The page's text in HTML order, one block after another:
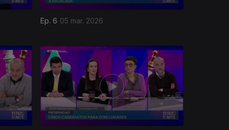
Ep. 6 05 mar. 2026